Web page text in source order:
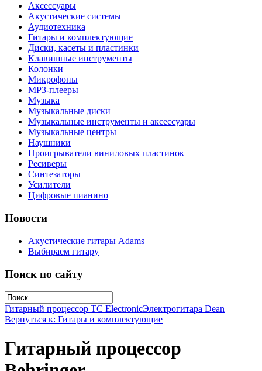
Аксессуары
Акустические системы
Аудиотехника
Гитары и комплектующие
Диски, касеты и пластинки
Клавишные инструменты
Колонки
Микрофоны
МР3-плееры
Музыка
Музыкальные диски
Музыкальные инструменты и аксессуары
Музыкальные центры
Наушники
Проигрыватели виниловых пластинок
Ресиверы
Синтезаторы
Усилители
Цифровые пианино
Новости
Акустические гитары Adams
Выбираем гитару
Поиск по сайту
Гитарный процессор TC ElectronicЭлектрогитара Dean
Вернуться к: Гитары и комплектующие
Гитарный процессор